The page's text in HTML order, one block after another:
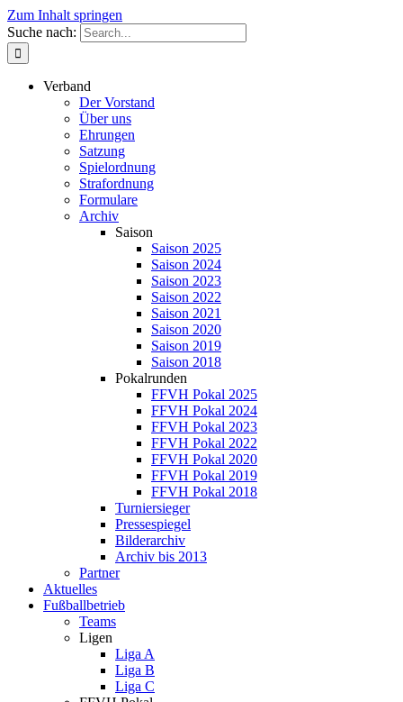
Zum Inhalt springen
Suche nach:
Verband
Der Vorstand
Über uns
Ehrungen
Satzung
Spielordnung
Strafordnung
Formulare
Archiv
Saison
Saison 2025
Saison 2024
Saison 2023
Saison 2022
Saison 2021
Saison 2020
Saison 2019
Saison 2018
Pokalrunden
FFVH Pokal 2025
FFVH Pokal 2024
FFVH Pokal 2023
FFVH Pokal 2022
FFVH Pokal 2020
FFVH Pokal 2019
FFVH Pokal 2018
Turniersieger
Pressespiegel
Bilderarchiv
Archiv bis 2013
Partner
Aktuelles
Fußballbetrieb
Teams
Ligen
Liga A
Liga B
Liga C